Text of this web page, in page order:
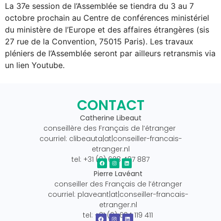
La 37e session de l’Assemblée se tiendra du 3 au 7
octobre prochain au Centre de conférences ministériel
du ministère de l’Europe et des affaires étrangères (sis
27 rue de la Convention, 75015 Paris). Les travaux
pléniers de l’Assemblée seront par ailleurs retransmis via
un lien Youtube.
CONTACT
Catherine Libeaut
conseillère des Français de l’étranger
courriel: clibeauta|at|conseiller-francais-
etranger.nl
tel: +31 (0) 628 407 887
Pierre Lavéant
conseiller des Français de l’étranger
courriel: plaveant|at|conseiller-francais-
etranger.nl
tel: +31 (0) 634 119 411